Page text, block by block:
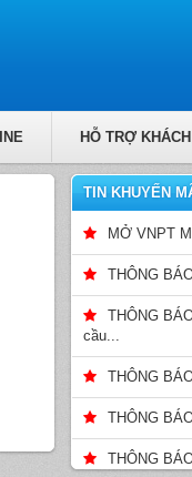
HỖ TRỢ
TIN KHUYẾN
MỞ VNPT
THÔNG
THÔNG
cầu...
THÔNG
THÔNG
THÔNG